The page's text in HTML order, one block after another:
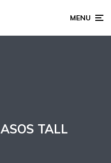
MENU
ASOS TALL